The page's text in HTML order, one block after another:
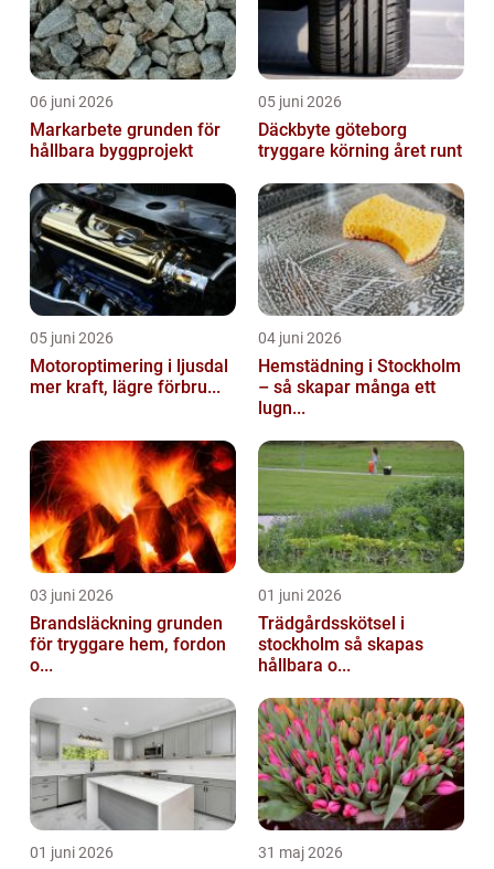
06 juni 2026
Markarbete grunden för
hållbara byggprojekt
05 juni 2026
Däckbyte göteborg
tryggare körning året runt
05 juni 2026
Motoroptimering i ljusdal
mer kraft, lägre förbru...
04 juni 2026
Hemstädning i Stockholm
– så skapar många ett
lugn...
03 juni 2026
Brandsläckning grunden
för tryggare hem, fordon
o...
01 juni 2026
Trädgårdsskötsel i
stockholm så skapas
hållbara o...
01 juni 2026 31 maj 2026